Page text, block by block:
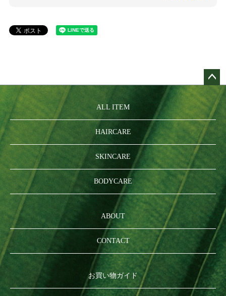
ペー
ジト
ップ
へ
ALL ITEM
HAIRCARE
SKINCARE
BODYCARE
ABOUT
CONTACT
お買い物ガイド